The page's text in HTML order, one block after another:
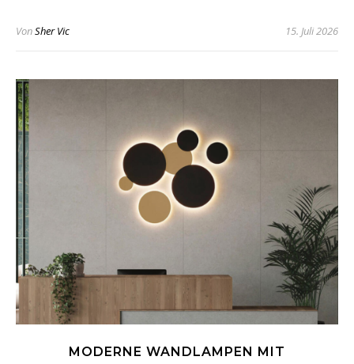
VonSher Vic 15. Juli 2026
MODERNE WANDLAMPEN MIT